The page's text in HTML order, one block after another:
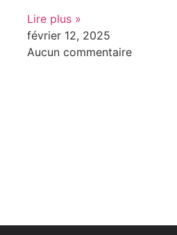
Lire plus »
février 12, 2025
Aucun commentaire